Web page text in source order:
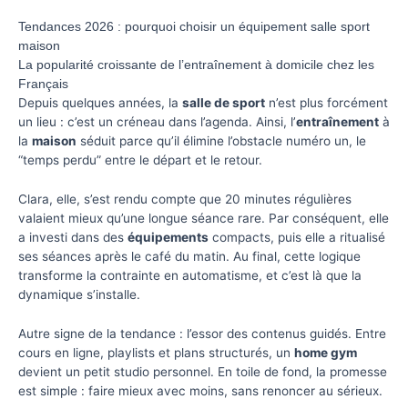
Tendances 2026 : pourquoi choisir un équipement salle sport
maison
La popularité croissante de l’entraînement à domicile chez les
Français
Depuis quelques années, la salle de sport n’est plus forcément
un lieu : c’est un créneau dans l’agenda. Ainsi, l’entraînement à
la maison séduit parce qu’il élimine l’obstacle numéro un, le
“temps perdu” entre le départ et le retour.
Clara, elle, s’est rendu compte que 20 minutes régulières
valaient mieux qu’une longue séance rare. Par conséquent, elle
a investi dans des équipements compacts, puis elle a ritualisé
ses séances après le café du matin. Au final, cette logique
transforme la contrainte en automatisme, et c’est là que la
dynamique s’installe.
Autre signe de la tendance : l’essor des contenus guidés. Entre
cours en ligne, playlists et plans structurés, un home gym
devient un petit studio personnel. En toile de fond, la promesse
est simple : faire mieux avec moins, sans renoncer au sérieux.